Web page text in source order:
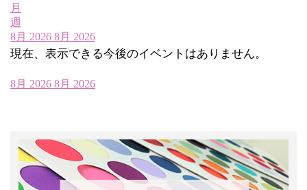
月
週
8月 2026 8月 2026
現在、表示できる今後のイベントはありません。
8月 2026 8月 2026